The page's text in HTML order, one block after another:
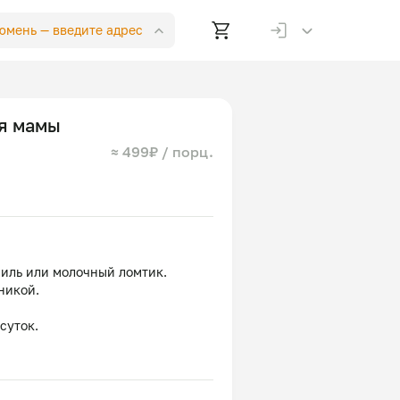
— введите адрес
мамы
≈ 499₽ / порц.
или молочный ломтик.